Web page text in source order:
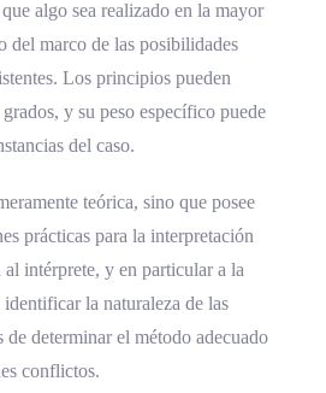
algo sea realizado en la mayor
del marco de las posibilidades
Los principios pueden
y su peso específico puede
del caso.
teórica, sino que posee
prácticas para la interpretación
intérprete, y en particular a la
la naturaleza de las
de determinar el método adecuado
conflictos.